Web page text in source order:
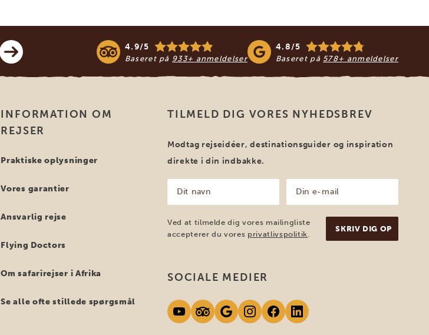
4.9/5
Baseret på 933+ anmeldelser
4.8/5
Baseret på 578+ anmeldelser
INFORMATION OM
REJSER
Praktiske oplysninger
Vores garantier
Ansvarlig rejse
Flying Doctors
Om safarirejser i Afrika
Se alle ofte stillede spørgsmål
TILMELD DIG VORES NYHEDSBREV
Modtag rejseidéer, destinationsguider og inspiration
direkte i din indbakke.
navn
(Påkrævet)
mail
(Påkrævet)
Ved at tilmelde dig vores mailingliste
accepterer du vores privatlivspolitik.
SOCIALE MEDIER